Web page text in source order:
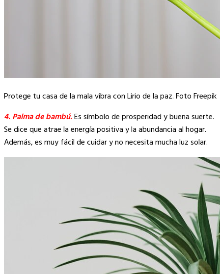
Protege tu casa de la mala vibra con Lirio de la paz. Foto Freepik
4. Palma de bambú.Es símbolo de prosperidad y buena suerte.
Se dice que atrae la energía positiva y la abundancia al hogar.
Además, es muy fácil de cuidar y no necesita mucha luz solar.